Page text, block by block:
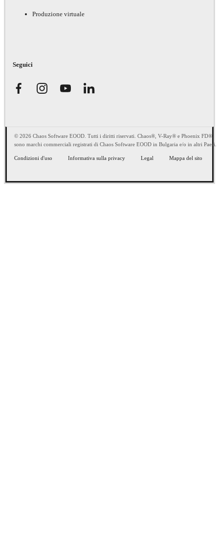
Produzione virtuale
Seguici
© 2026 Chaos Software EOOD. Tutti i diritti riservati. Chaos®, V-Ray® e Phoenix FD®
sono marchi commerciali registrati di Chaos Software EOOD in Bulgaria e/o in altri Paesi.
Condizioni d'uso Informativa sulla privacy Legal Mappa del sito